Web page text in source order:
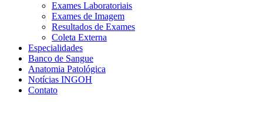
Exames Laboratoriais
Exames de Imagem
Resultados de Exames
Coleta Externa
Especialidades
Banco de Sangue
Anatomia Patológica
Notícias INGOH
Contato